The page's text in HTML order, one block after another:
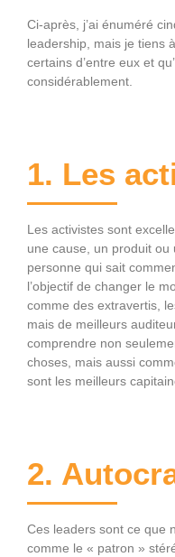
Ci-après, j’ai énuméré
leadership, mais je tiens
certains d’entre eux et
considérablement.
1. Les
Les activistes sont
une cause, un produit ou
personne qui sait
l’objectif de changer le
comme des extravertis,
mais de meilleurs
comprendre non
choses, mais aussi
sont les meilleurs
2.
Ces leaders sont ce que
comme le « patron »